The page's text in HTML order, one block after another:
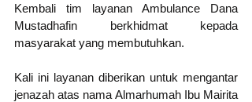
Kembali tim layanan Ambulance Dana
Mustadhafin berkhidmat kepada
masyarakat yang membutuhkan.
Kali ini layanan diberikan untuk mengantar
jenazah atas nama Almarhumah Ibu Mairita